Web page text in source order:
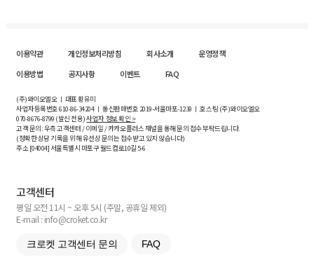
이용약관 개인정보처리방침 회사소개
운영정책
이용방법
공지사항 이벤트 FAQ
(주)와이오엘오 ㅣ 대표 황유미
사업자등록번호610-86-34204ㅣ 통신판매번호 2019-서울마포-1239 ㅣ 호스팅 (주)와이오엘오
070-8676-8799 (발신 전용)사업자 정보 확인 >
고객 문의: 우측 고객센터 / 이메일 / 카카오플러스 채널을 통해 문의 접수 부탁드립니다.
(정확한 상담 기록을 위해 유선상 문의는 접수받고 있지 않습니다)
주소 [04004] 서울특별시 마포구 월드컵로10길5-6
고객센터
평일 오전 11시 ~ 오후 5시 (주말, 공휴일 제외)
E-mail : info@croket.co.kr
크로켓 고객센터 문의 FAQ